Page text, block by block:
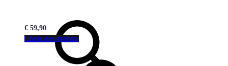
€ 59,90
Choix des options